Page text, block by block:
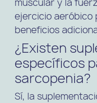
ejercicio aeróbico
beneficios
¿Existen
específicos
sarcopenia?
Sí, la